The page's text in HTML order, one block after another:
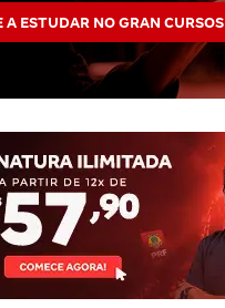
A ESTUDAR NO GRAN CURSOS